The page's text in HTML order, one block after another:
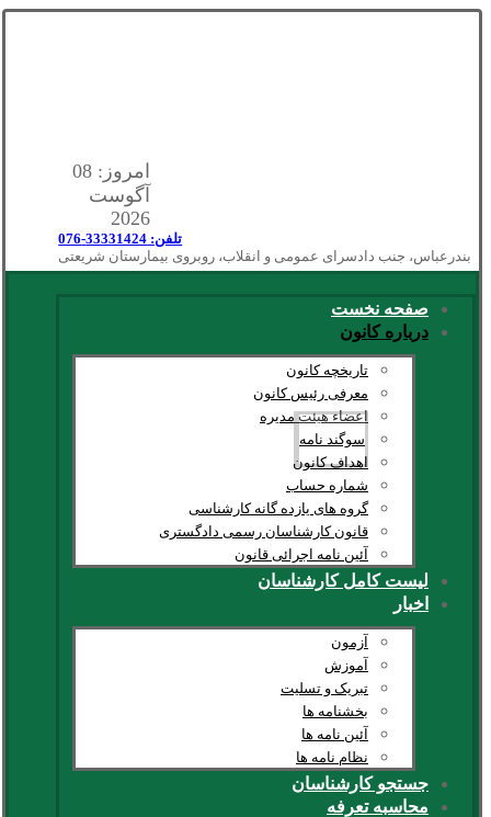
امروز: 08
آگوست
2026
تلفن: 33331424-076
بندرعباس، جنب دادسرای عمومی و انقلاب، روبروی بیمارستان شریعتی
صفحه نخست
درباره کانون
تاریخچه کانون
معرفی رئیس کانون
اعضاء هیئت مدیره
سوگند نامه
اهداف کانون
شماره حساب
گروه های یازده گانه کارشناسی
قانون کارشناسان رسمی دادگستری
آئین نامه اجرائی قانون
لیست کامل کارشناسان
اخبار
آزمون
آموزش
تبریک و تسلیت
بخشنامه ها
آئین نامه ها
نظام نامه ها
جستجو کارشناسان
محاسبه تعرفه